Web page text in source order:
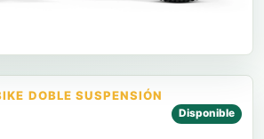
DOBLE SUSPENSIÓN
Disponible